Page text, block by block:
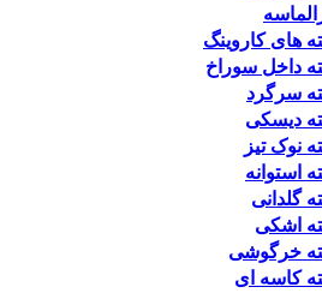
های کاروینگ
داخل سوراخ
سرگرد
دیسکی
نوک تیز
استوانه
گلدانی
اشکی
خرگوشی
کاسه ای